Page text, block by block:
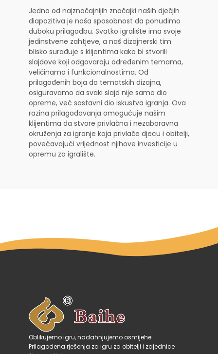
Jedna od najznačajnijih značajki naših dječjih
diapozitiva je naša sposobnost da ponudimo
duboku prilagodbu. Svatko igralište ima svoje
jedinstvene zahtjeve, a naš dizajnerski tim
blisko surađuje s klijentima kako bi stvorili
slajdove koji odgovaraju određenim temama,
veličinama i funkcionalnostima. Od
prilagođenih boja do tematskih dizajna,
osiguravamo da svaki slajd nije samo dio
opreme, već sastavni dio iskustva igranja. Ova
razina prilagođavanja omogućuje našim
klijentima da stvore privlačna i nezaboravna
okruženja za igranje koja privlače djecu i obitelji,
povećavajući vrijednost njihove investicije u
opremu za igralište.
Oblikujemo igru, nadahnjujemo osmijehe.
Prilagođena rješenja za igru za obitelji i zajednice